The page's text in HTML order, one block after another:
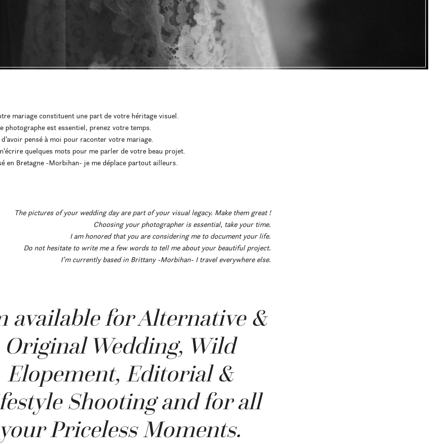
mariage constituent une part de votre héritage visuel.
photographe est essentiel, prenez votre temps.
pensé à moi pour raconter votre mariage.
quelques mots pour me parler de votre beau projet.
en Bretagne -Morbihan- je me déplace partout ailleurs.
The pictures of your wedding day are part of your visual legacy. Make them great !
Choosing your photographer is essential, take your time.
I am honored that you are considering me to document your life.
Do not hesitate to write me a few words to tell me about your beautiful project.
I’m currently based in Brittany -Morbihan- I travel everywhere else.
available for Alternative &
Original Wedding, Wild
Elopement, Editorial &
Shooting and for all
Priceless Moments.